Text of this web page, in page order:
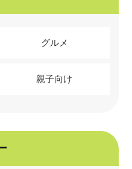
グルメ
親子向け